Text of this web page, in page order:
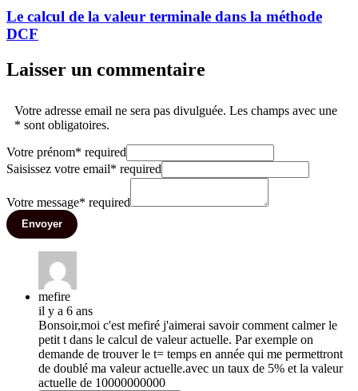
Le calcul de la valeur terminale dans la méthode
DCF
Laisser un commentaire
Votre adresse email ne sera pas divulguée. Les champs avec une
* sont obligatoires.
Votre prénom* required
Saisissez votre email* required
Votre message* required
Envoyer
mefire
il y a 6 ans
Bonsoir,moi c'est mefiré j'aimerai savoir comment calmer le
petit t dans le calcul de valeur actuelle. Par exemple on
demande de trouver le t= temps en année qui me permettront
de doublé ma valeur actuelle.avec un taux de 5% et la valeur
actuelle de 10000000000